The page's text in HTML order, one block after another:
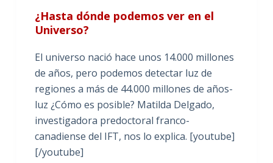
¿Hasta dónde podemos ver en el
Universo?
El universo nació hace unos 14.000 millones
de años, pero podemos detectar luz de
regiones a más de 44.000 millones de años-
luz ¿Cómo es posible? Matilda Delgado,
investigadora predoctoral franco-
canadiense del IFT, nos lo explica. [youtube]
[/youtube]